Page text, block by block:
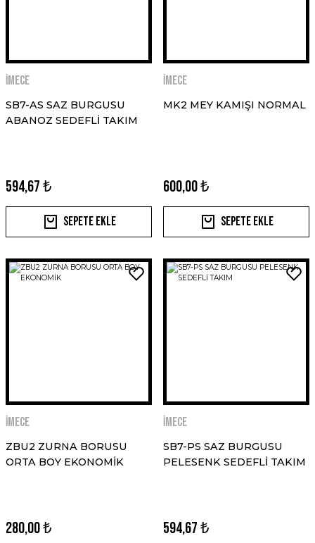
İMECE
SB7-AS SAZ BURGUSU
ABANOZ SEDEFLİ TAKIM
594,67 ₺
Sepete Ekle
İMECE
MK2 MEY KAMIŞI NORMAL
600,00 ₺
Sepete Ekle
İMECE
ZBU2 ZURNA BORUSU
ORTA BOY EKONOMİK
280,00 ₺
İMECE
SB7-PS SAZ BURGUSU
PELESENK SEDEFLİ TAKIM
594,67 ₺